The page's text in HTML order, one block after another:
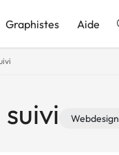
Graphistes Aide
Webdesign